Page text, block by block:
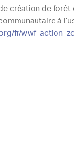
création de
à
fr/